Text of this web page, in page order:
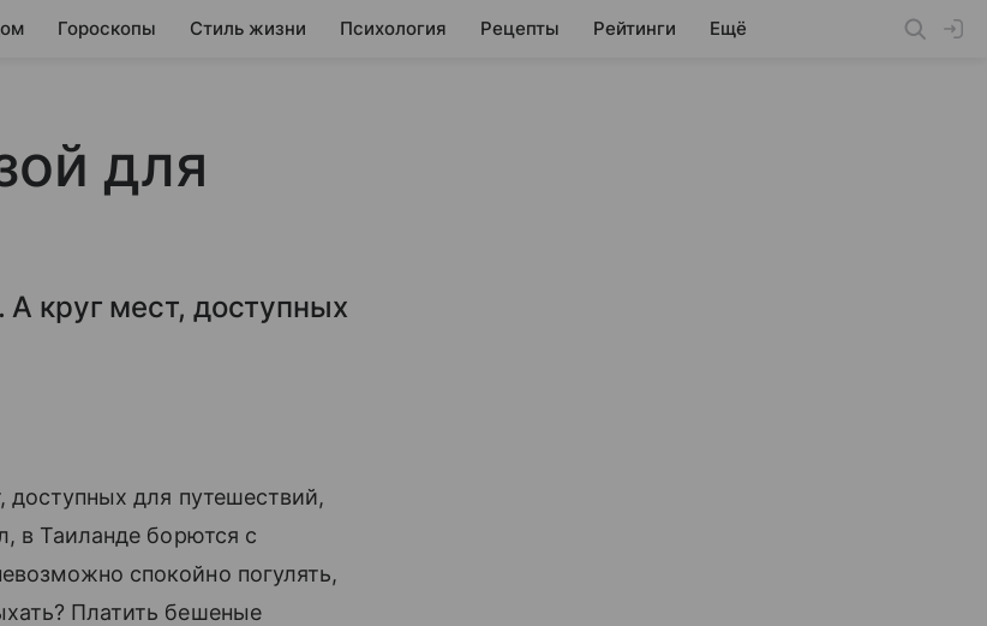
Гороскопы Стиль жизни Психология Рецепты Рейтинги Ещё
для
А круг мест, доступных
доступных для путешествий,
в Таиланде борются с
спокойно погулять,
Платить бешеные